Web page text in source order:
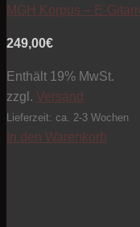
MGH Korpus – E-
249,00€
Enthält 19% MwSt.
zzgl. Versand
Lieferzeit: ca. 2-3 Wochen
In den Warenkorb